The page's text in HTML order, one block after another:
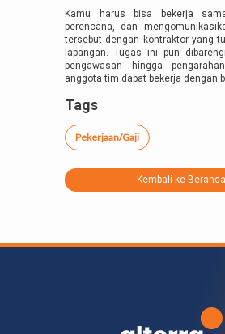
Kamu harus bisa bekerja
perencana, dan
tersebut dengan kontraktor yang
lapangan. Tugas ini pun
pengawasan hingga
anggota tim dapat bekerja dengan
Tags
Pekerjaan/Gaji
Kembali ke Beranda